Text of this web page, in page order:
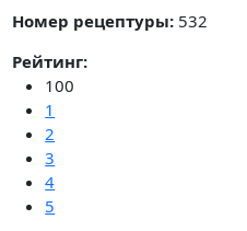
Номер рецептуры: 532
Рейтинг:
100
1
2
3
4
5